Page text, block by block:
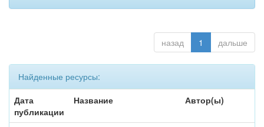
назад 1 дальше
Найденные ресурсы:
Дата
публикации
Название Автор(ы)